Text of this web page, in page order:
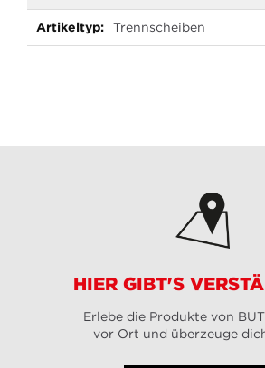
Trennscheiben
HIER GIBT'S
Erlebe die Produkte von
vor Ort und überzeuge